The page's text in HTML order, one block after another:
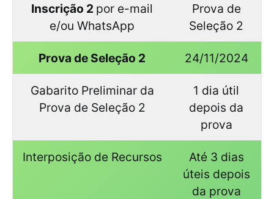
Inscrição 2 por e-mail
e/ou WhatsApp
Prova de
Seleção 2
Prova de Seleção 2 24/11/2024
Gabarito Preliminar da
Prova de Seleção 2
1 dia útil
depois da
prova
Interposição de Recursos
Até 3 dias
úteis depois
da prova